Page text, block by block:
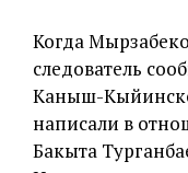
Когда
следователь
Каныш-
написали в
Бакыта